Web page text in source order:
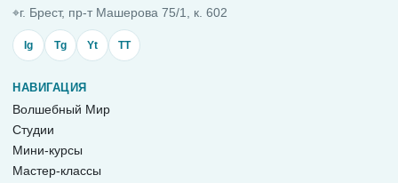
⌖г. Брест, пр-т Машерова 75/1, к. 602
Ig Tg Yt TT
НАВИГАЦИЯ
Волшебный Мир
Студии
Мини-курсы
Мастер-классы